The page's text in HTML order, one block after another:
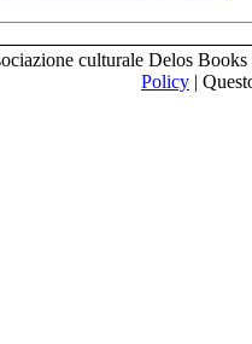
culturale Delos
Policy |